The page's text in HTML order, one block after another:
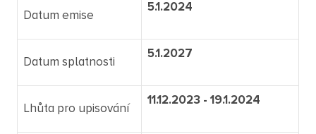
Datum emise
5.1.2024
Datum splatnosti
5.1.2027
Lhůta pro upisování
11.12.2023 - 19.1.2024